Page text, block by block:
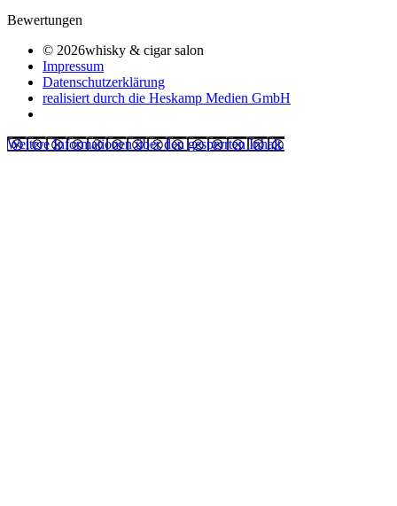
Bewertungen
© 2026whisky & cigar salon
Impressum
Datenschutzerklärung
realisiert durch die Heskamp Medien GmbH
Weitere Informationen über den gesperrten Inhalt.